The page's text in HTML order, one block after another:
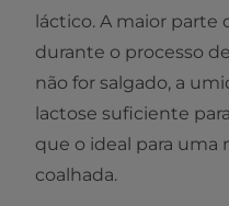
láctico. A maior parte
durante o processo
não for salgado, a
lactose suficiente
que o ideal para uma
coalhada.